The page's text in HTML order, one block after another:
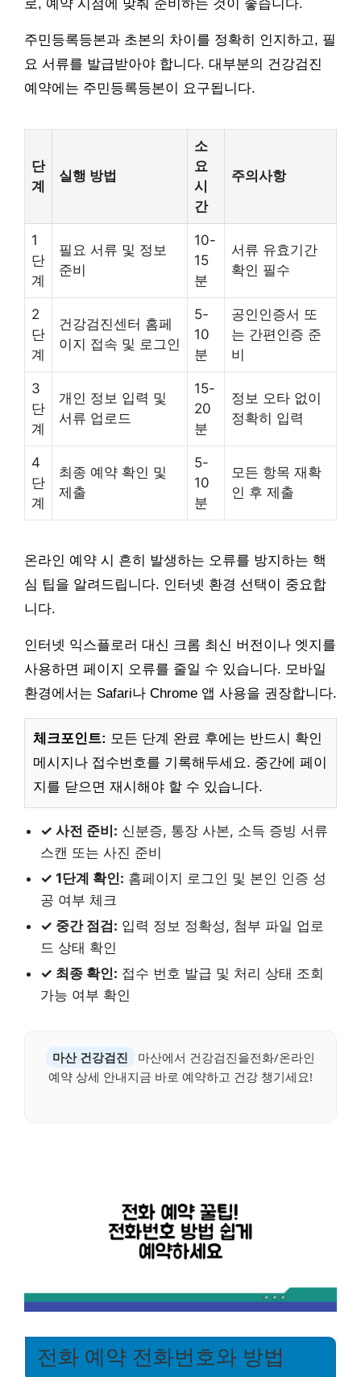
로, 예약 시점에 맞춰 준비하는 것이 좋습니다.
주민등록등본과 초본의 차이를 정확히 인지하고, 필
요 서류를 발급받아야 합니다. 대부분의 건강검진
예약에는 주민등록등본이 요구됩니다.
단
계
실행 방법
소
요
시
간
주의사항
1
단
계
필요 서류 및 정보
준비
10-
15
분
서류 유효기간
확인 필수
2
단
계
건강검진센터 홈페
이지 접속 및 로그인
5-
10
분
공인인증서 또
는 간편인증 준
비
3
단
계
개인 정보 입력 및
서류 업로드
15-
20
분
정보 오타 없이
정확히 입력
4
단
계
최종 예약 확인 및
제출
5-
10
분
모든 항목 재확
인 후 제출
온라인 예약 시 흔히 발생하는 오류를 방지하는 핵
심 팁을 알려드립니다. 인터넷 환경 선택이 중요합
니다.
인터넷 익스플로러 대신 크롬 최신 버전이나 엣지를
사용하면 페이지 오류를 줄일 수 있습니다. 모바일
환경에서는 Safari나 Chrome 앱 사용을 권장합니다.
체크포인트: 모든 단계 완료 후에는 반드시 확인
메시지나 접수번호를 기록해두세요. 중간에 페이
지를 닫으면 재시해야 할 수 있습니다.
✓ 사전 준비: 신분증, 통장 사본, 소득 증빙 서류
스캔 또는 사진 준비
✓ 1단계 확인: 홈페이지 로그인 및 본인 인증 성
공 여부 체크
✓ 중간 점검: 입력 정보 정확성, 첨부 파일 업로
드 상태 확인
✓ 최종 확인: 접수 번호 발급 및 처리 상태 조회
가능 여부 확인
마산 건강검진
마산에서 건강검진을전화/온라인
예약 상세 안내지금 바로 예약하고 건강 챙기세요!
전화 예약 전화번호와 방법